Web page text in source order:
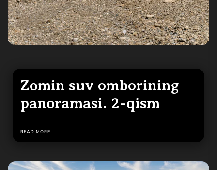
Zomin suv omborining
panoramasi. 2-qism
READ MORE